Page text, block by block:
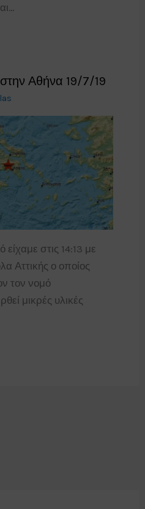
Αθήνα 19/7/19
στις 14:13 με
Αττικής ο οποίος
τον νομό
μικρές υλικές